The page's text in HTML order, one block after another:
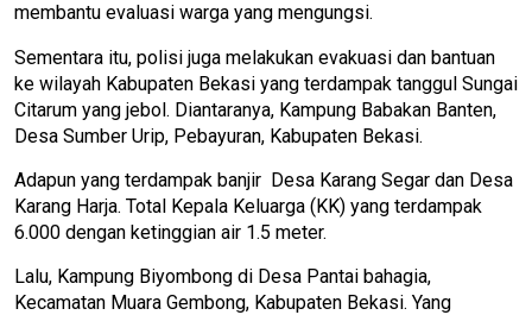
membantu evaluasi warga yang mengungsi.
Sementara itu, polisi juga melakukan evakuasi dan bantuan
ke wilayah Kabupaten Bekasi yang terdampak tanggul Sungai
Citarum yang jebol. Diantaranya, Kampung Babakan Banten,
Desa Sumber Urip, Pebayuran, Kabupaten Bekasi.
Adapun yang terdampak banjir Desa Karang Segar dan Desa
Karang Harja. Total Kepala Keluarga (KK) yang terdampak
6.000 dengan ketinggian air 1.5 meter.
Lalu, Kampung Biyombong di Desa Pantai bahagia,
Kecamatan Muara Gembong, Kabupaten Bekasi. Yang